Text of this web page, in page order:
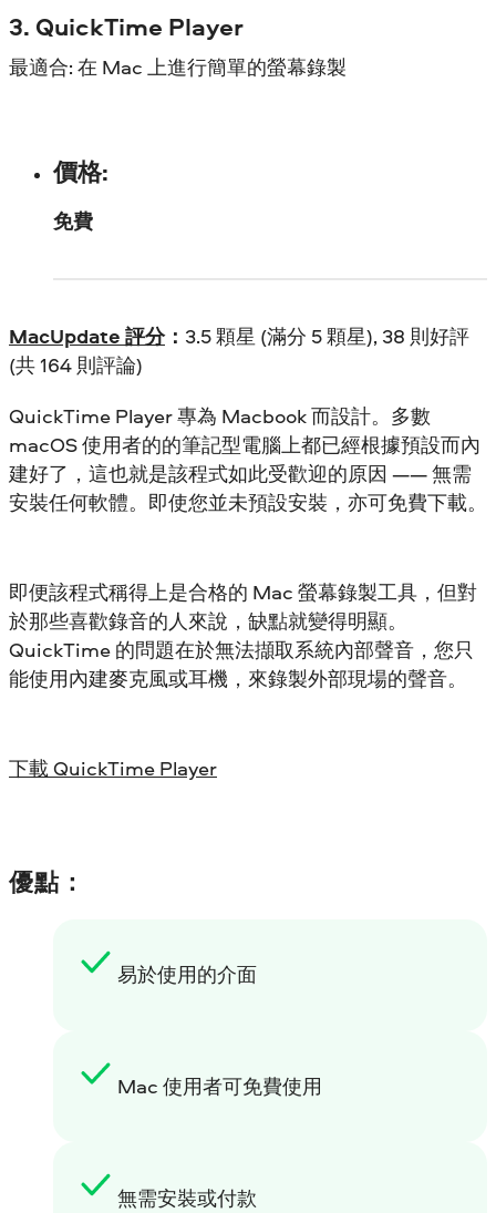
3. QuickTime Player
最適合: 在 Mac 上進行簡單的螢幕錄製
價格:
免費
MacUpdate 評分： 3.5 顆星 (滿分 5 顆星), 38 則好評
(共 164 則評論)
QuickTime Player 專為 Macbook 而設計。多數
macOS 使用者的的筆記型電腦上都已經根據預設而內
建好了，這也就是該程式如此受歡迎的原因 —— 無需
安裝任何軟體。即使您並未預設安裝，亦可免費下載。
即便該程式稱得上是合格的 Mac 螢幕錄製工具，但對
於那些喜歡錄音的人來說，缺點就變得明顯。
QuickTime 的問題在於無法擷取系統內部聲音，您只
能使用內建麥克風或耳機，來錄製外部現場的聲音。
下載 QuickTime Player
優點：
易於使用的介面
Mac 使用者可免費使用
無需安裝或付款